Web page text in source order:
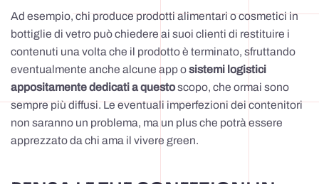
Ad esempio, chi produce prodotti alimentari o cosmetici in
bottiglie di vetro può chiedere ai suoi clienti di restituire i
contenuti una volta che il prodotto è terminato, sfruttando
eventualmente anche alcune app osistemi logistici
appositamente dedicati a questoscopo, che ormai sono
sempre più diffusi. Le eventuali imperfezioni dei contenitori
non saranno un problema, ma un plus che potrà essere
apprezzato da chi ama il vivere green.